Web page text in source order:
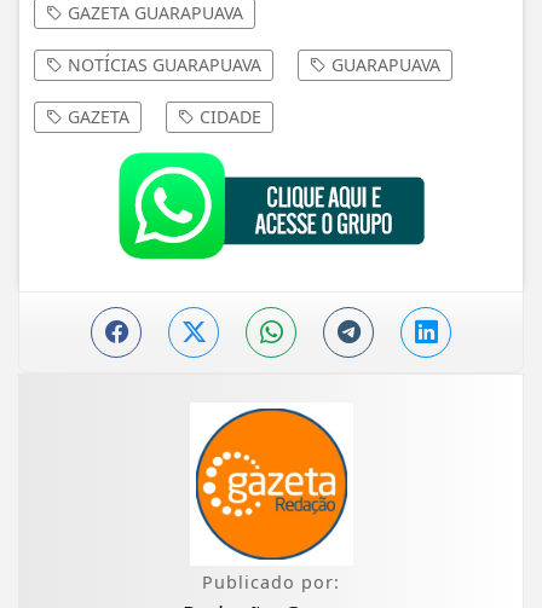
GAZETA GUARAPUAVA
NOTÍCIAS GUARAPUAVA GUARAPUAVA
GAZETA CIDADE
Publicado por: